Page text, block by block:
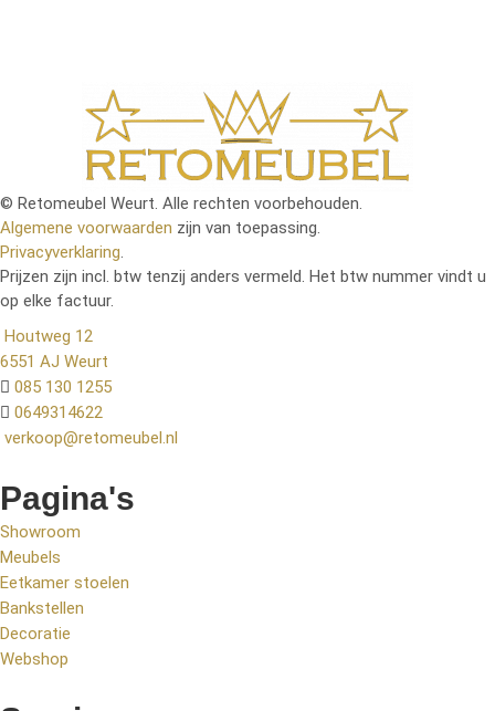
© Retomeubel Weurt. Alle rechten voorbehouden.
Algemene voorwaarden zijn van toepassing.
Privacyverklaring
Prijzen zijn incl. btw tenzij anders vermeld. Het btw nummer vindt u
op elke factuur.
Houtweg 12
6551 AJ Weurt
085 130 1255
0649314622
verkoop@retomeubel.nl
Pagina's
Showroom
Meubels
Eetkamer stoelen
Bankstellen
Decoratie
Webshop